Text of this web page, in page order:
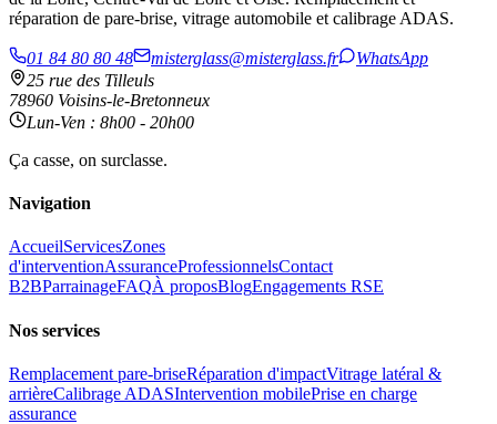
réparation de pare-brise, vitrage automobile et calibrage ADAS.
01 84 80 80 48 misterglass@misterglass.fr
WhatsApp
25 rue des Tilleuls
78960 Voisins-le-Bretonneux
Lun-Ven : 8h00 - 20h00
Ça casse, on surclasse.
Navigation
AccueilServicesZones
d'interventionAssuranceProfessionnelsContact
B2BParrainageFAQÀ proposBlogEngagements RSE
Nos services
Remplacement pare-briseRéparation d'impactVitrage latéral &
arrièreCalibrage ADASIntervention mobilePrise en charge
assurance